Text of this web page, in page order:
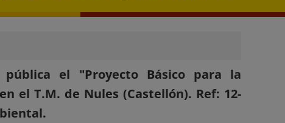
el "Proyecto Básico para la
el T.M. de Nules (Castellón). Ref: 12-